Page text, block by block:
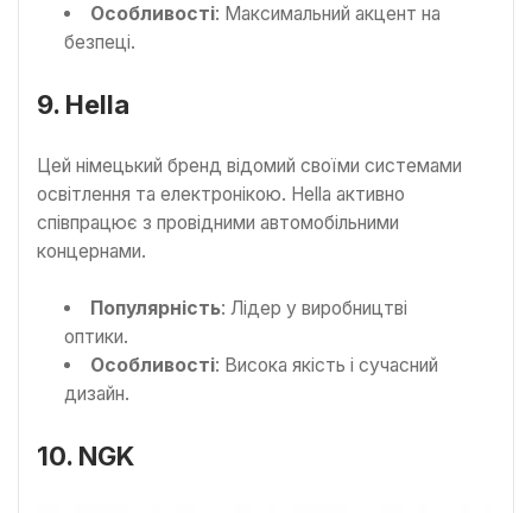
Особливості: Максимальний акцент на
безпеці.
9. Hella
Цей німецький бренд відомий своїми системами
освітлення та електронікою. Hella активно
співпрацює з провідними автомобільними
концернами.
Популярність: Лідер у виробництві
оптики.
Особливості: Висока якість і сучасний
дизайн.
10. NGK